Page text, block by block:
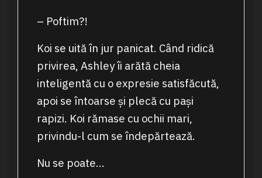
– Poftim?!
Koi se uită în jur panicat. Când ridică
privirea, Ashley îi arătă cheia
inteligentă cu o expresie satisfăcută,
apoi se întoarse și plecă cu pași
rapizi. Koi rămase cu ochii mari,
privindu-l cum se îndepărtează.
Nu se poate…